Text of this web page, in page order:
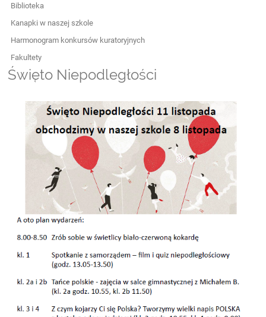
Biblioteka
Kanapki w naszej szkole
Harmonogram konkursów kuratoryjnych
Fakultety
Święto Niepodległości